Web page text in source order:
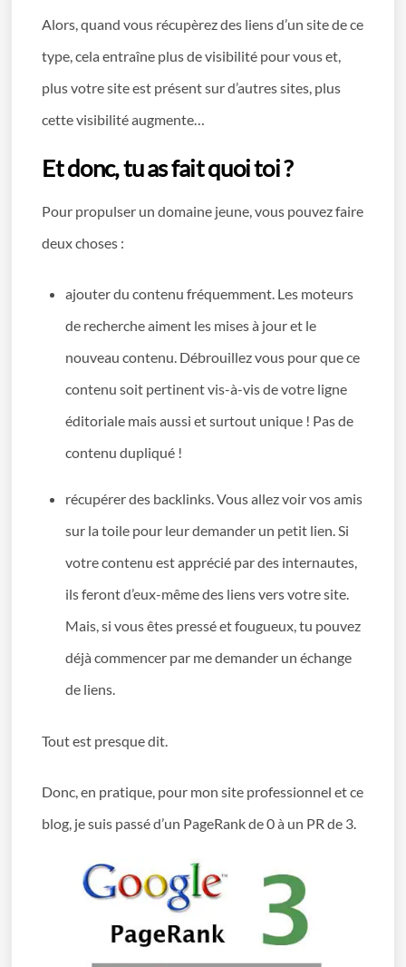
Alors, quand vous récupèrez des liens d’un site de ce
type, cela entraîne plus de visibilité pour vous et,
plus votre site est présent sur d’autres sites, plus
cette visibilité augmente…
Et donc, tu as fait quoi toi ?
Pour propulser un domaine jeune, vous pouvez faire
deux choses :
ajouter du contenu fréquemment. Les moteurs
de recherche aiment les mises à jour et le
nouveau contenu. Débrouillez vous pour que ce
contenu soit pertinent vis-à-vis de votre ligne
éditoriale mais aussi et surtout unique ! Pas de
contenu dupliqué !
récupérer des backlinks. Vous allez voir vos amis
sur la toile pour leur demander un petit lien. Si
votre contenu est apprécié par des internautes,
ils feront d’eux-même des liens vers votre site.
Mais, si vous êtes pressé et fougueux, tu pouvez
déjà commencer par me demander un échange
de liens.
Tout est presque dit.
Donc, en pratique, pour mon site professionnel et ce
blog, je suis passé d’un PageRank de 0 à un PR de 3.